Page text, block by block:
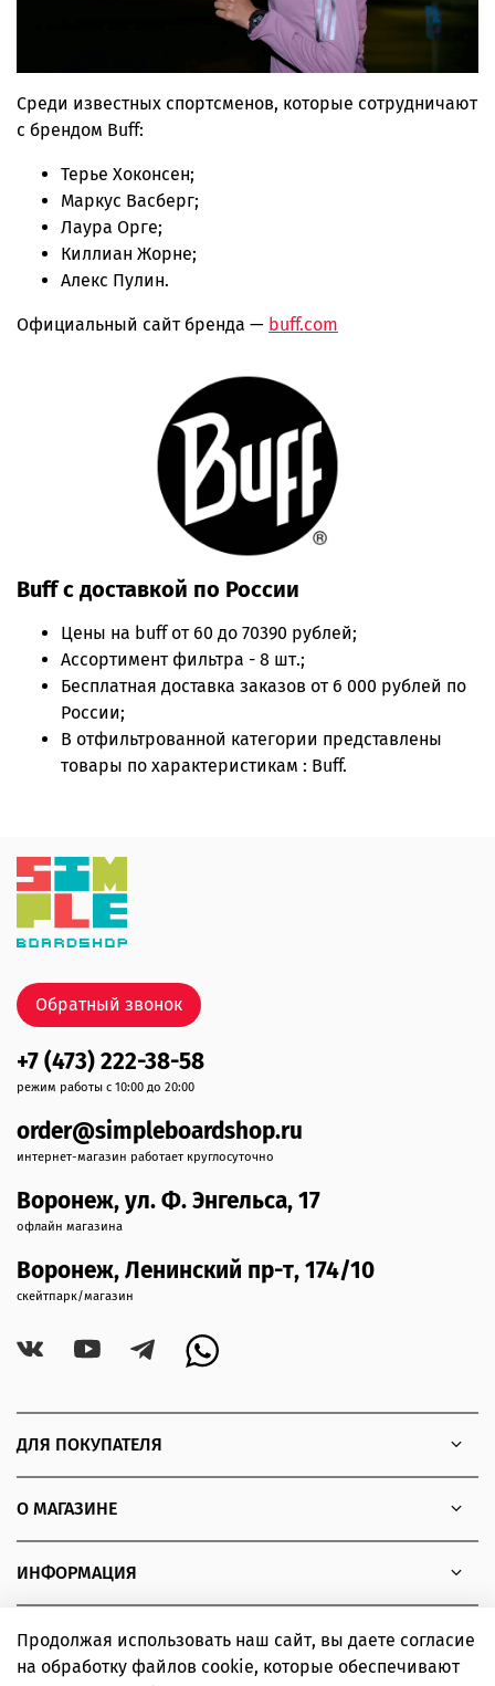
Среди известных спортсменов, которые сотрудничают
с брендом Buff:
Терье Хоконсен;
Маркус Васберг;
Лаура Орге;
Киллиан Жорне;
Алекс Пулин.
Официальный сайт бренда — buff.com
Buff с доставкой по России
Цены на buffот 60 до 70390 рублей;
Ассортимент фильтра - 8 шт.;
Бесплатная доставка заказов от 6 000 рублей по
России;
В отфильтрованной категории представлены
товары по характеристикам : Buff.
ДЛЯ ПОКУПАТЕЛЯ
О МАГАЗИНЕ
ИНФОРМАЦИЯ
+7 (473) 222-38-58
режим работы с 10:00 до 20:00
order@simpleboardshop.ru
интернет-магазин работает круглосуточно
Воронеж, ул. Ф. Энгельса, 17
офлайн магазина
Воронеж, Ленинский пр-т, 174/10
скейтпарк/магазин
Обратный звонок
Продолжая использовать наш сайт, вы даете согласие
на обработку файлов cookie, которые обеспечивают